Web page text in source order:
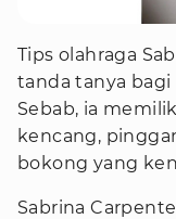
Tips olahraga
tanda tanya
Sebab, ia
kencang,
bokong yang
Sabrina